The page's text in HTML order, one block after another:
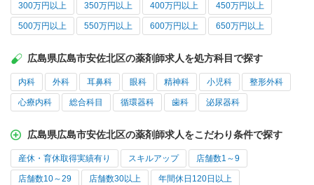
300万円以上 350万円以上 400万円以上 450万円以上
500万円以上 550万円以上 600万円以上 650万円以上
広島県広島市安佐北区の薬剤師求人を処方科目で探す
内科 外科 耳鼻科 眼科 精神科 小児科 整形外科
心療内科 総合科目 循環器科 歯科 泌尿器科
広島県広島市安佐北区の薬剤師求人をこだわり条件で探す
産休・育休取得実績有り スキルアップ 店舗数1～9
店舗数10～29 店舗数30以上 年間休日120日以上